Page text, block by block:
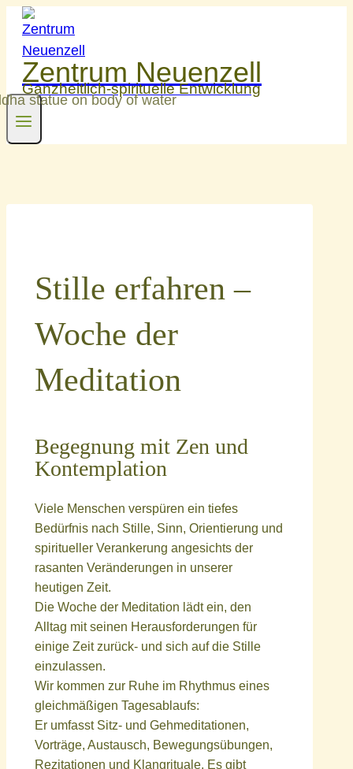
Zum
Inhalt
springen
Zentrum Neuenzell
Ganzheitlich-spirituelle Entwicklung
Stille erfahren –
Woche der
Meditation
Begegnung mit Zen und
Kontemplation
Viele Menschen verspüren ein tiefes
Bedürfnis nach Stille, Sinn, Orientierung und
spiritueller Verankerung angesichts der
rasanten Veränderungen in unserer
heutigen Zeit.
Die Woche der Meditation lädt ein, den
Alltag mit seinen Herausforderungen für
einige Zeit zurück- und sich auf die Stille
einzulassen.
Wir kommen zur Ruhe im Rhythmus eines
gleichmäßigen Tagesablaufs:
Er umfasst Sitz- und Gehmeditationen,
Vorträge, Austausch, Bewegungsübungen,
Rezitationen und Klangrituale. Es gibt